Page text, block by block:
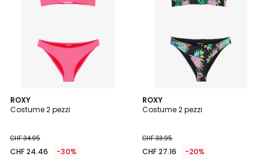
ROXY
Costume 2 pezzi
CHF 34.95
CHF 24.46 -30%
ROXY
Costume 2 pezzi
CHF 33.95
CHF 27.16 -20%
5
/